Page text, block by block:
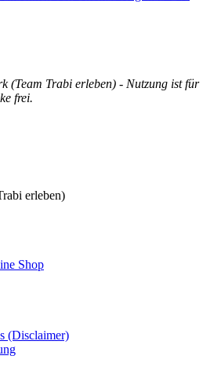
(Team Trabi erleben) - Nutzung ist für
frei.
erleben)
Shop
(Disclaimer)